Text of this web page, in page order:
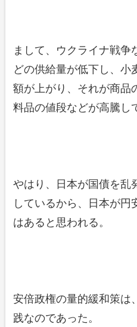
まして、ウクライナ戦争
どの供給量が低下し、小
額が上がり、それが商品
料品の値段などが高騰し
やはり、日本が国債を乱
しているから、日本が円
はあると思われる。
安倍政権の量的緩和策は
践なのであった。